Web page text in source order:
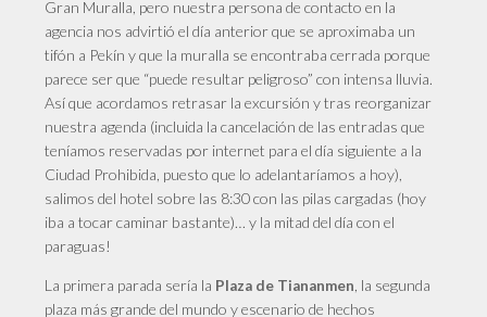
Gran Muralla, pero nuestra persona de contacto en la
agencia nos advirtió el día anterior que se aproximaba un
tifón a Pekín y que la muralla se encontraba cerrada porque
parece ser que “puede resultar peligroso” con intensa lluvia.
Así que acordamos retrasar la excursión y tras reorganizar
nuestra agenda (incluida la cancelación de las entradas que
teníamos reservadas por internet para el día siguiente a la
Ciudad Prohibida, puesto que lo adelantaríamos a hoy),
salimos del hotel sobre las 8:30 con las pilas cargadas (hoy
iba a tocar caminar bastante)… y la mitad del día con el
paraguas!
La primera parada sería la Plaza de Tiananmen , la segunda
plaza más grande del mundo y escenario de hechos